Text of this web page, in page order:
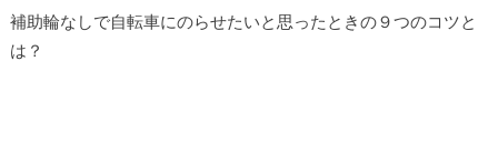
補助輪なしで自転車にのらせたいと思ったときの９つのコツと
は？